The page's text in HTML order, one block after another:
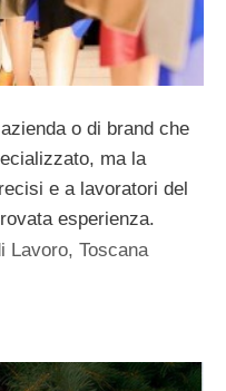
o di brand che
ma la
e a lavoratori del
esperienza.
Lavoro,Toscana